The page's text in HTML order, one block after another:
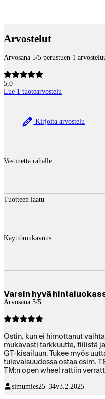
Arvostelut
Arvosana 5/5 perustuen 1
5,0
Lue 1 tuotearvostelu
Kirjoita arvostelu
Vastinetta rahalle
Tuotteen laatu
Käyttömukavuus
Varsin hyvä
Arvosana 5/5
Ostin, kun ei himottanut
mukavasti tarkkuutta, fiilistä
GT-kisailuun. Tukee myös
tulevaisuudessa ostaa esim.
TM:n open wheel rattiin
simumies25–34v3.2.2025